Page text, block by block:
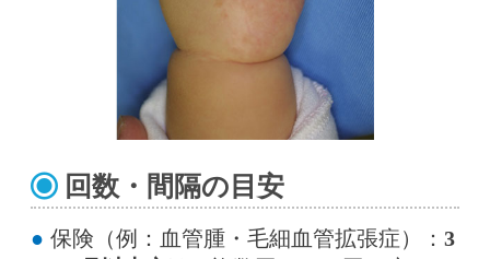
回数・間隔の目安
保険（例：血管腫・毛細血管拡張症）： 3